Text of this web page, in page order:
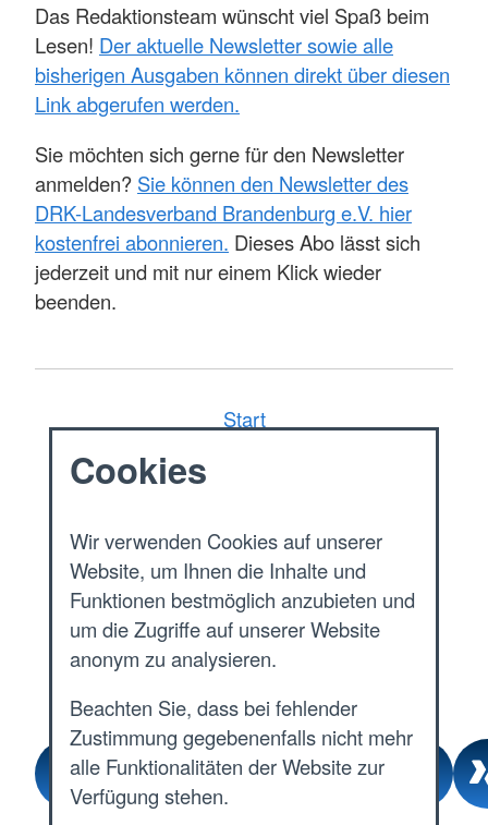
Das Redaktionsteam wünscht viel Spaß beim
Lesen! Der aktuelle Newsletter sowie alle
bisherigen Ausgaben können direkt über diesen
Link abgerufen werden.
Sie möchten sich gerne für den Newsletter
anmelden? Sie können den Newsletter des
DRK-Landesverband Brandenburg e.V. hier
kostenfrei abonnieren. Dieses Abo lässt sich
jederzeit und mit nur einem Klick wieder
beenden.
Start
Aktuelles
Presse & Service
Pressemitteilungen
Artikelnews
Cookies
Wir verwenden Cookies auf unserer
Website, um Ihnen die Inhalte und
Funktionen bestmöglich anzubieten und
um die Zugriffe auf unserer Website
anonym zu analysieren.
Beachten Sie, dass bei fehlender
Zustimmung gegebenenfalls nicht mehr
alle Funktionalitäten der Website zur
Verfügung stehen.